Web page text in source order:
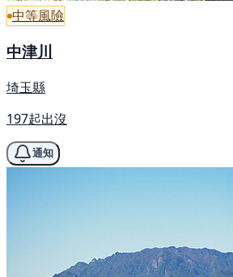
中等風險
中津川
埼玉縣
197起出沒
通知